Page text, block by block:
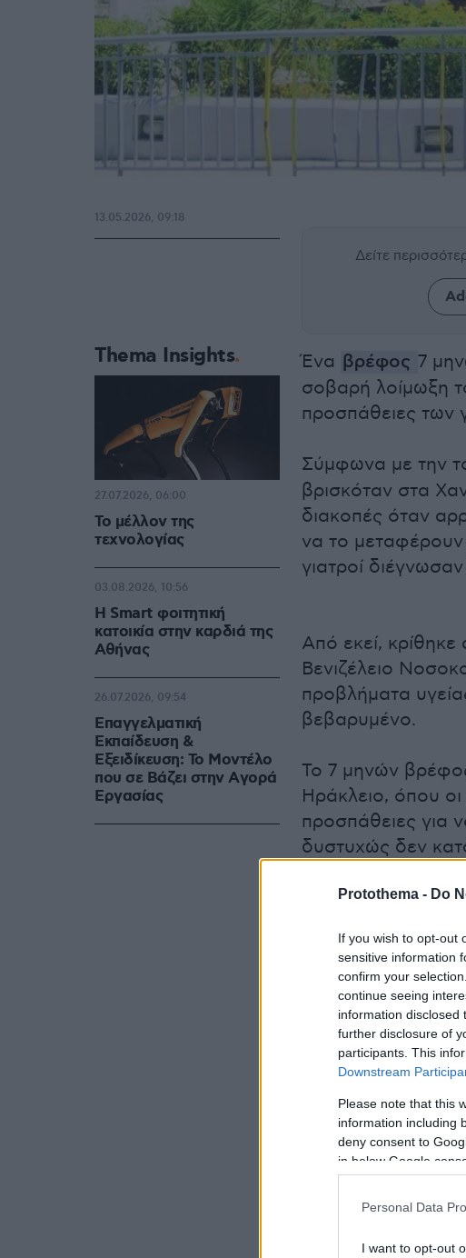
Protothema - Do
If you wish to opt-out
sensitive information
confirm your
continue seeing
information disclosed
further disclosure of
participants. This
Downstream
Please note that this
information including
deny consent to
in below Google
Personal Data
I want to opt-out
Δείτε
Ένα βρέφος 7
σοβαρή λοίμωξη
προσπάθειες των
Σύμφωνα με την
βρισκόταν στα
διακοπές όταν
να το
γιατροί
Από εκεί,
Βενιζέλειο
προβλήματα
βεβαρυμένο.
Το 7 μηνών
Ηράκλειο, όπου
προσπάθειες για
δυστυχώς δεν
13.05.2026, 09:18
Thema Insights
Το μέλλον της
τεχνολογίας
27.07.2026, 06:00
Η Smart φοιτητική
κατοικία στην καρδιά της
Αθήνας
03.08.2026, 10:56
Επαγγελματική
Εκπαίδευση &
Εξειδίκευση: Το Mοντέλο
που σε Bάζει στην Aγορά
Eργασίας
26.07.2026, 09:54